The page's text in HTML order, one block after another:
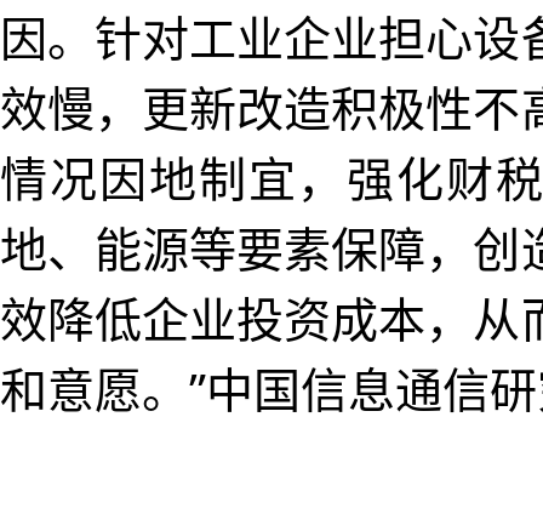
因。针对工业企业担心
效慢，更新改造积极性
情况因地制宜，强化财
地、能源等要素保障，
效降低企业投资成本，
和意愿。”中国信息通信